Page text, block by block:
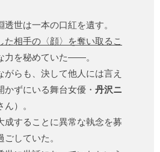
世は一本の口紅を遺す。
た相手の〈顔〉を奪い取るこ
力を秘めていた――。
がらも、決して他人には言え
ずにいる舞台女優・ 丹沢ニ
ん）。
成することに異常な執念を募
していた。